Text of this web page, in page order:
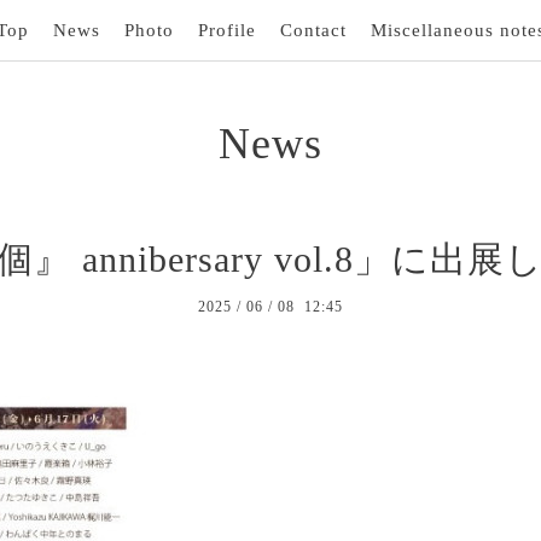
News Photo Profile Contact Miscellaneous
News
』 annibersary vol.8」に出展
2025 / 06 / 08 12:45